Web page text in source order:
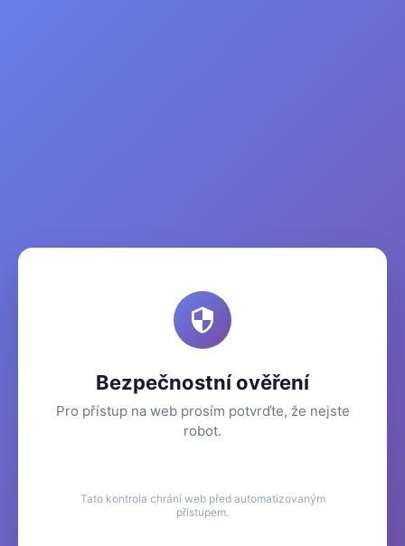
Bezpečnostní ověření
Pro přístup na web prosím potvrďte, že nejste
robot.
Tato kontrola chrání web před automatizovaným
přístupem.